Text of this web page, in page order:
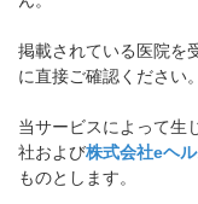
掲載されている医院を
に直接ご確認ください。
当サービスによって生
社および株式会社eヘ
ものとします。